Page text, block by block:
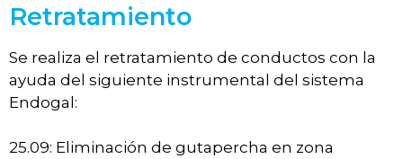
Retratamiento
Se realiza el retratamiento de conductos con la
ayuda del siguiente instrumental del sistema
Endogal:
25.09: Eliminación de gutapercha en zona